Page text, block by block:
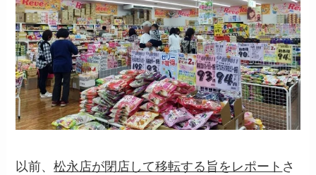
以前、松永店が閉店して移転する旨をレポート さ